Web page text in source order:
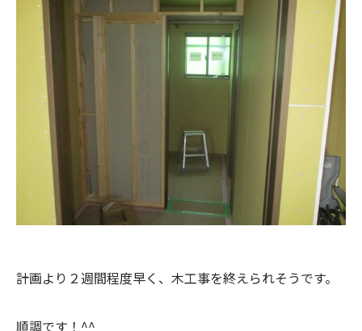
計画より２週間程度早く、木工事を終えられそうです。
順調です！^^